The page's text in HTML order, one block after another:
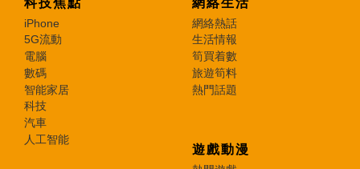
iPhone
5G流動
電腦
數碼
智能家居
科技
汽車
人工智能
網絡熱話
生活情報
筍買着數
旅遊筍料
熱門話題
遊戲動漫